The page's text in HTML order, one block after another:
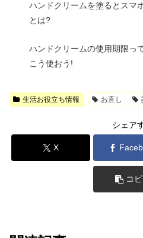
ハンドクリームを塗るとスマ
とは?
ハンドクリームの使用期限っ
こう使おう!
生活お役立ち情報 お直し
シェア
X
コ